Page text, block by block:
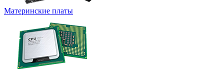
Материнские платы